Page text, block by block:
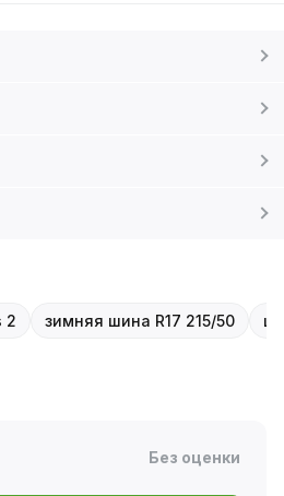
2 зимняя шина R17 215/50
Без оценки